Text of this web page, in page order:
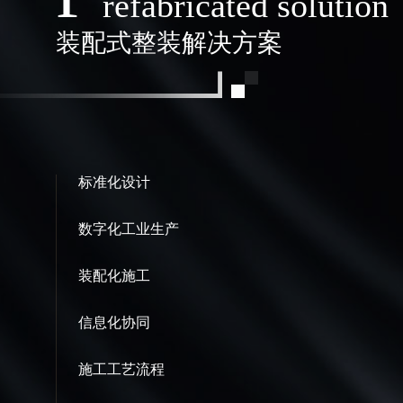
装配式整装解决方案
标准化设计
数字化工业生产
装配化施工
信息化协同
施工工艺流程